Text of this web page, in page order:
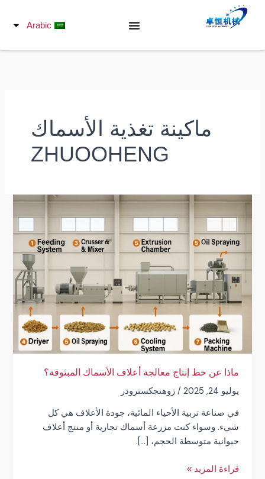
تخطي
Arabic
ماكينة تغذية الأسماك
ZHUOOHENG
ماذا عن خط إنتاج معالجة أعلاف الأسماك المبثوقة؟
يوليو 24, 2025 /زوهنجكسترودر
في صناعة تربية الأحياء المائية، جودة الأعلاف هي كل
شيء. وسواء كنت مزرعة أسماك تجارية أو منتج أعلاف
حيوانية متوسطة الحجم، [...].
ماذا
عن
خط
إنتاج
معالجة
أعلاف
الأسماك
المبثوقة؟
قراءة المزيد »